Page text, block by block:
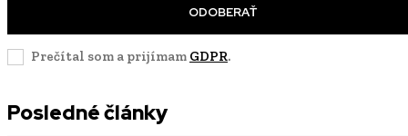
ODOBERAŤ
Prečítal som a prijímam GDPR.
Posledné články